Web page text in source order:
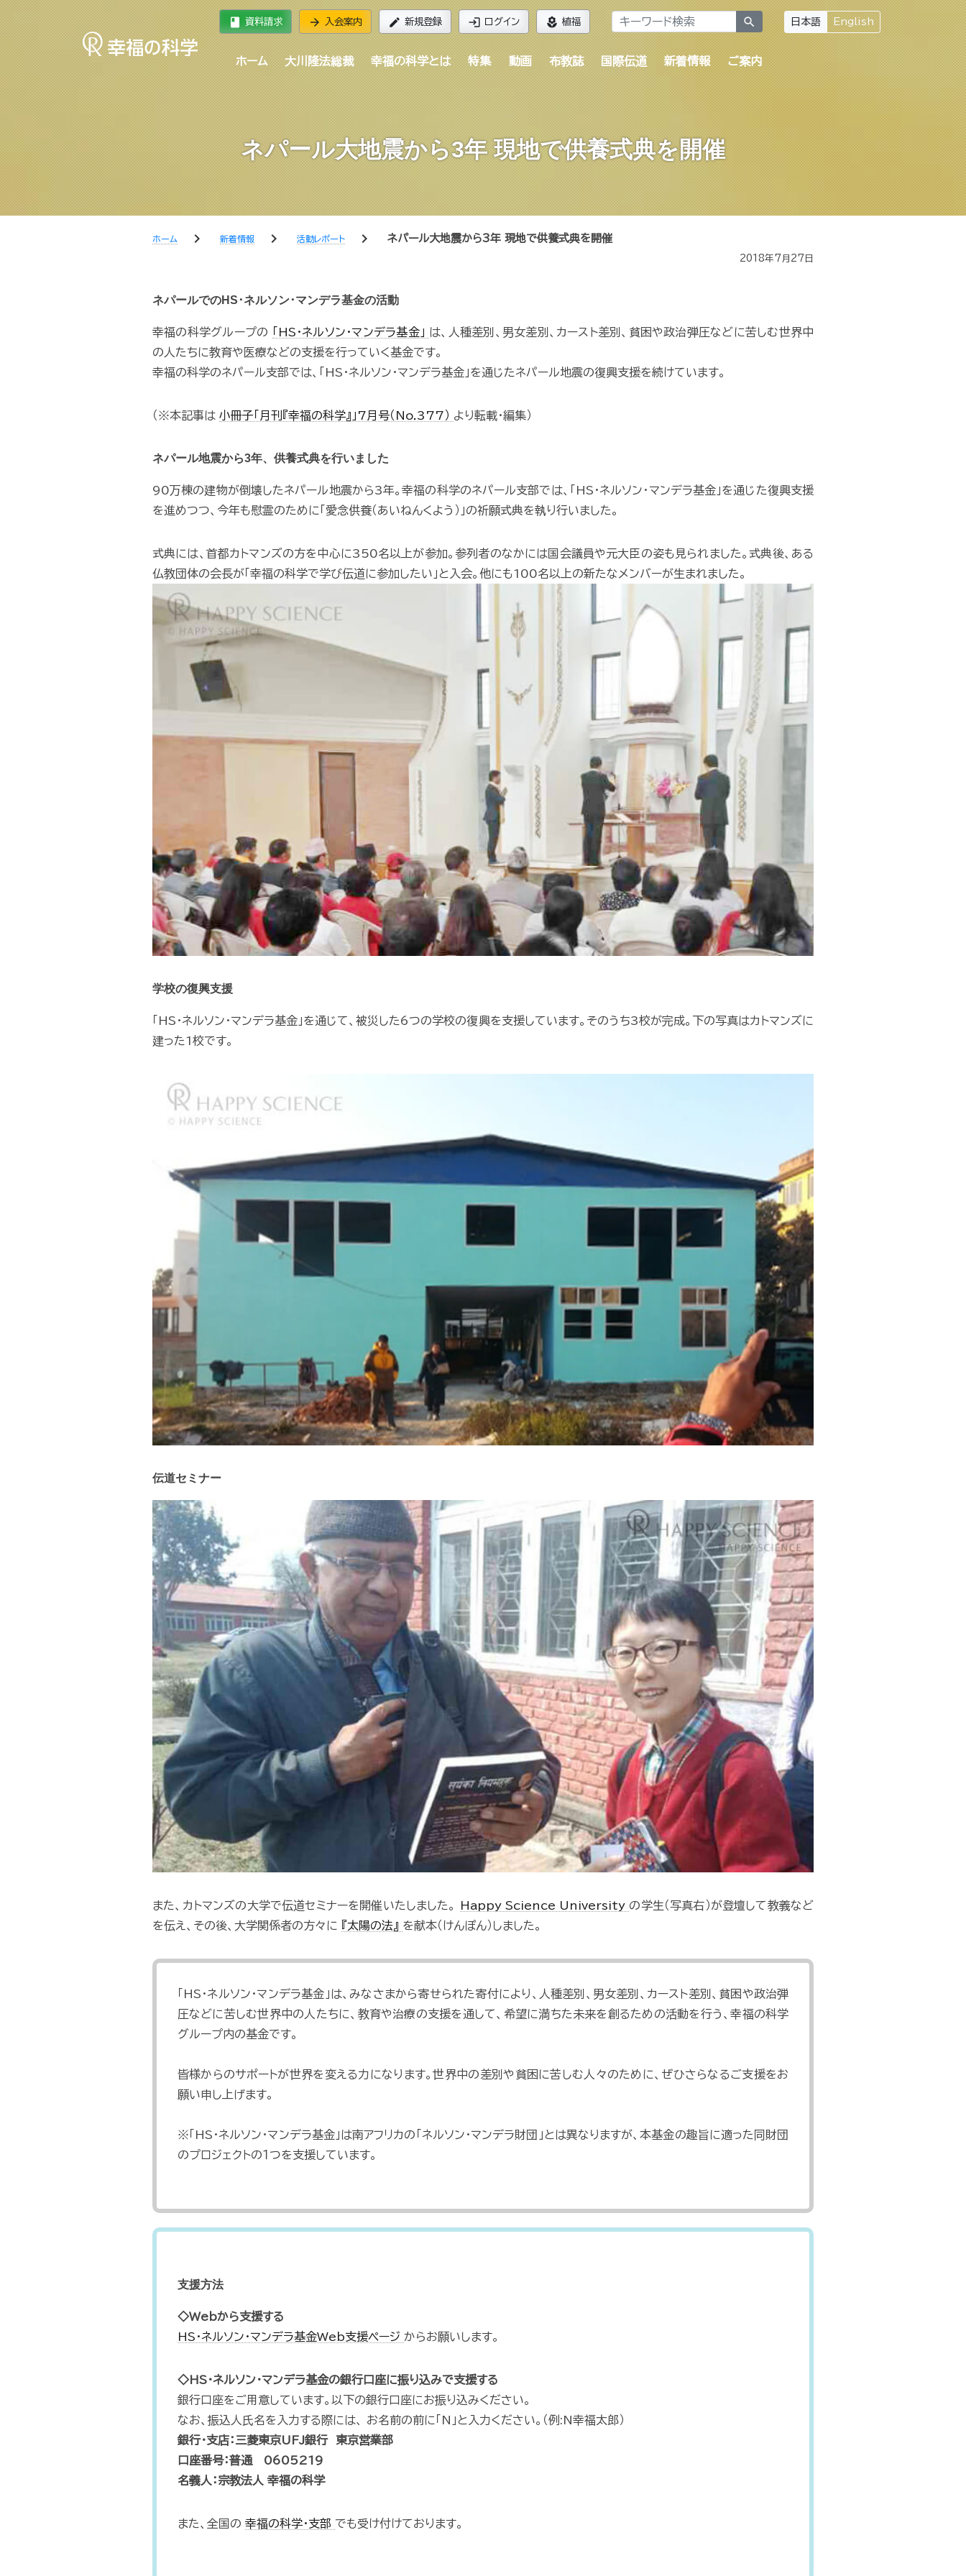
book 資料請求 arrow_forward 入会案内 edit 新規登録 login ログイン local_florist 植福 search 日本語 English
ホーム 大川隆法総裁 幸福の科学とは 特集 動画 布教誌 国際伝道 新着情報 ご案内
ネパール大地震から3年 現地で供養式典を開催
ホーム chevron_right 新着情報 chevron_right 活動レポート chevron_right ネパール大地震から3年 現地で供養式典を開催
2018年7月27日
ネパールでのHS･ネルソン･マンデラ基金の活動
幸福の科学グループの 「HS･ネルソン･マンデラ基金」 は、人種差別、男女差別、カースト差別、貧困や政治弾圧などに苦しむ世界中
の人たちに教育や医療などの支援を行っていく基金です。
幸福の科学のネパール支部では、「HS・ネルソン・マンデラ基金」を通じたネパール地震の復興支援を続けています。
（※本記事は 小冊子「月刊『幸福の科学』」7月号（No.377） より転載・編集）
ネパール地震から3年、供養式典を行いました
90万棟の建物が倒壊したネパール地震から3年。幸福の科学のネパール支部では、「HS・ネルソン・マンデラ基金」を通じた復興支援
を進めつつ、今年も慰霊のために「愛念供養（あいねんくよう）」の祈願式典を執り行いました。
式典には、首都カトマンズの方を中心に350名以上が参加。参列者のなかには国会議員や元大臣の姿も見られました。式典後、ある
仏教団体の会長が「幸福の科学で学び伝道に参加したい」と入会。他にも100名以上の新たなメンバーが生まれました。
学校の復興支援
「HS・ネルソン・マンデラ基金」を通じて、被災した6つの学校の復興を支援しています。そのうち3校が完成。下の写真はカトマンズに
建った1校です。
伝道セミナー
また、カトマンズの大学で伝道セミナーを開催いたしました。 Happy Science University の学生（写真右）が登壇して教義など
を伝え、その後、大学関係者の方々に
『太陽の法』 を献本（けんぽん）しました。
「HS・ネルソン・マンデラ基金」は、みなさまから寄せられた寄付により、人種差別、男女差別、カースト差別、貧困や政治弾
圧などに苦しむ世界中の人たちに、教育や治療の支援を通して、希望に満ちた未来を創るための活動を行う、幸福の科学
グループ内の基金です。
皆様からのサポートが世界を変える力になります。世界中の差別や貧困に苦しむ人々のために、ぜひさらなるご支援をお
願い申し上げます。
※「HS・ネルソン・マンデラ基金」は南アフリカの「ネルソン・マンデラ財団」とは異なりますが、本基金の趣旨に適った同財団
のプロジェクトの１つを支援しています。
支援方法
◇Webから支援する
HS・ネルソン・マンデラ基金Web支援ページ からお願いします。
◇HS・ネルソン・マンデラ基金の銀行口座に振り込みで支援する
銀行口座をご用意しています。以下の銀行口座にお振り込みください。
なお、振込人氏名を入力する際には、 お名前の前に「N」と入力ください。（例:N幸福太郎）
銀行・支店：三菱東京UFJ銀行 東京営業部
口座番号：普通 0605219
名義人：宗教法人 幸福の科学
また、全国の 幸福の科学・支部 でも受け付けております。